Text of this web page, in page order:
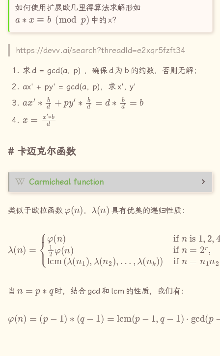
如何使用扩展欧几里得算法求解形如
a ∗x≡b( modp)
中的 x?
https://devv.ai/search?threadId=e2xqr5fzft34
求d = gcd(a, p) ，确保d 为 b 的约数，否则无解；
ax' + py' = gcd(a, p)，求x', y'
′ bd ∗ d ∗b =
∗bd
卡迈克尔函数
Carmicheal function
类似于欧拉函数
(n )
，
λ ( )
具有优美的递归性质：
n if n or an odd prime power,
n2 … ,n k
当 时，结合gcd和 lcm 的性质，我们有：
φ )= p −1 ( q =lcm( 1 q− ⋅gcd(p−1,